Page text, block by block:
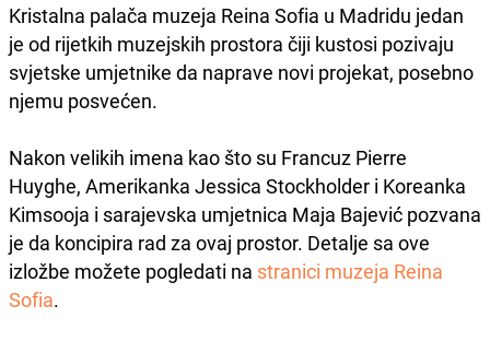
Kristalna palača muzeja Reina Sofia u Madridu jedan
je od rijetkih muzejskih prostora čiji kustosi pozivaju
svjetske umjetnike da naprave novi projekat, posebno
njemu posvećen.
Nakon velikih imena kao što su Francuz Pierre
Huyghe, Amerikanka Jessica Stockholder i Koreanka
Kimsooja i sarajevska umjetnica Maja Bajević pozvana
je da koncipira rad za ovaj prostor. Detalje sa ove
izložbe možete pogledati na stranici muzeja Reina
Sofia.